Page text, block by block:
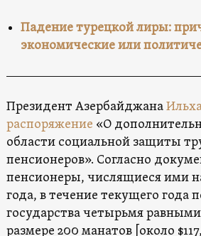
Падение турецкой лиры:
экономические или
Президент Азербайджана
распоряжение «О
области социальной защиты
пенсионеров». Согласно
пенсионеры, числящиеся ими
года, в течение текущего года
государства четырьмя
размере 200 манатов [около